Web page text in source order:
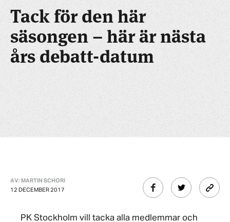
Tack för den här
säsongen – här är nästa
års debatt-datum
AV: MARTIN SCHORI
12 DECEMBER 2017
PK Stockholm vill tacka alla medlemmar och